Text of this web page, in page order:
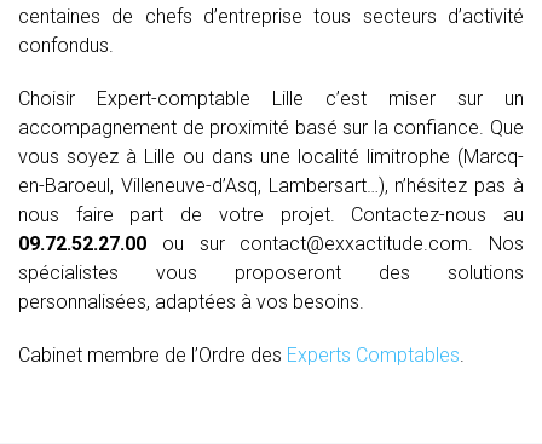
centaines de chefs d’entreprise tous secteurs d’activité
confondus.
Choisir Expert-comptable Lille c’est miser sur un
accompagnement de proximité basé sur la confiance. Que
vous soyez à Lille ou dans une localité limitrophe (Marcq-
en-Baroeul, Villeneuve-d’Asq, Lambersart…), n’hésitez pas à
nous faire part de votre projet. Contactez-nous au
09.72.52.27.00 ou sur contact@exxactitude.com. Nos
spécialistes vous proposeront des solutions
personnalisées, adaptées à vos besoins.
Cabinet membre de l’Ordre des Experts Comptables